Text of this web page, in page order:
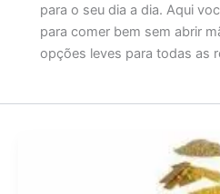
para o seu dia a dia. Aqui
para comer bem sem abrir
opções leves para todas as